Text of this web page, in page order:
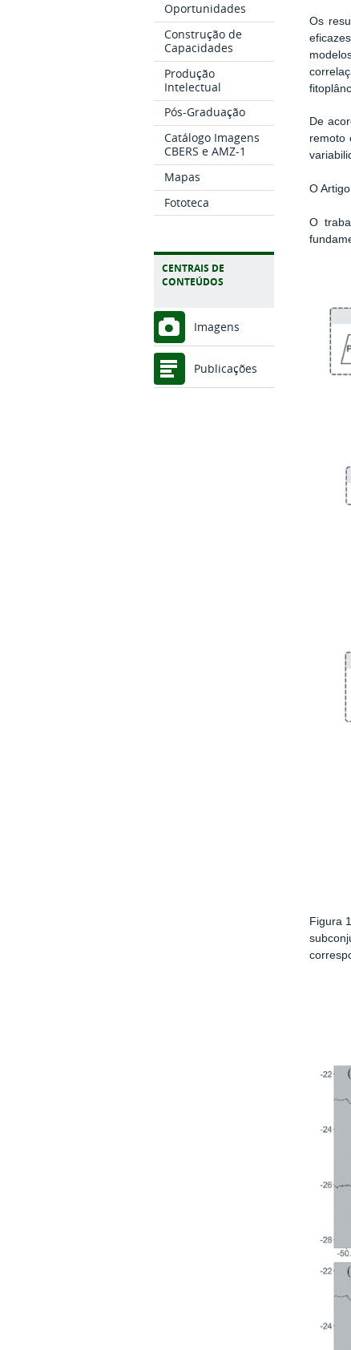
Oportunidades
Construção de
Capacidades
Produção
Intelectual
Pós-Graduação
Catálogo Imagens
CBERS e AMZ-1
Mapas
Fototeca
CENTRAIS DE
CONTEÚDOS
Imagens
Publicações
Os
De
remoto
O
O
Figura